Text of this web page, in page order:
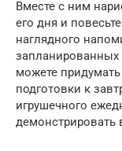
Вместе с ним
его дня и
наглядного
можете
подготовки к
игрушечного